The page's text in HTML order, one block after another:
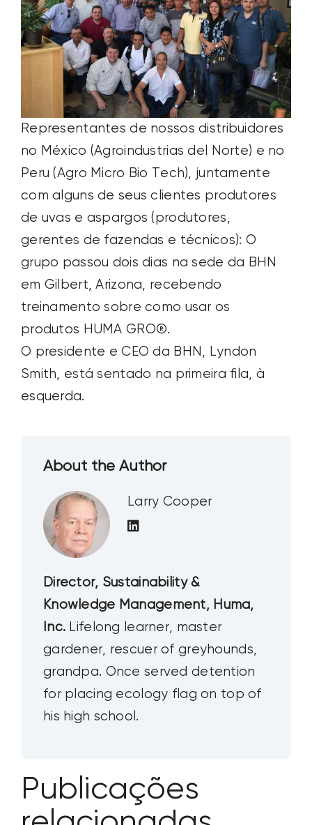
Representantes de nossos distribuidores
no México (Agroindustrias del Norte) e no
Peru (Agro Micro Bio Tech), juntamente
com alguns de seus clientes produtores
de uvas e aspargos (produtores,
gerentes de fazendas e técnicos): O
grupo passou dois dias na sede da BHN
em Gilbert, Arizona, recebendo
treinamento sobre como usar os
produtos HUMA GRO®.
O presidente e CEO da BHN, Lyndon
Smith, está sentado na primeira fila, à
esquerda.
About the Author
Larry Cooper
Director, Sustainability &
Knowledge Management, Huma,
Inc. Lifelong learner, master
gardener, rescuer of greyhounds,
grandpa. Once served detention
for placing ecology flag on top of
his high school.
Publicações